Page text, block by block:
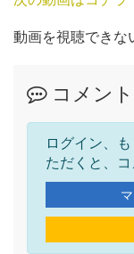
動画を視聴でき
コメント
ログイン、
ただくと、コ